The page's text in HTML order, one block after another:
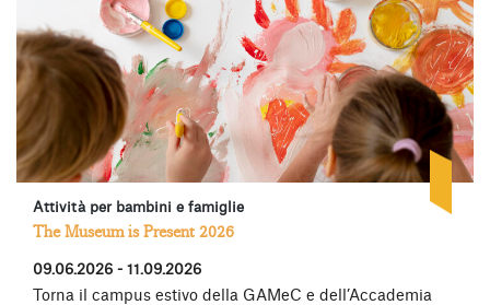
Attività per bambini e famiglie
The Museum is Present 2026
09.06.2026 - 11.09.2026
Torna il campus estivo della GAMeC e dell’Accademia